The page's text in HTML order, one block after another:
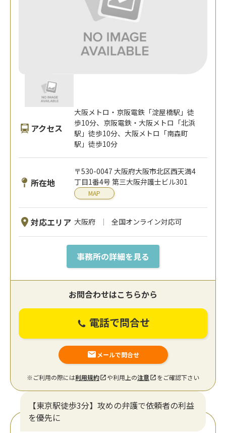
アクセス
大阪メトロ・京阪電鉄「淀屋橋駅」徒
歩10分、京阪電鉄・大阪メトロ「北浜
駅」徒歩10分、大阪メトロ「南森町
駅」徒歩10分
所在地
〒530-0047 大阪府大阪市北区西天満4
丁目1番4号 第三大阪弁護士ビル301
MAP
対応エリア 大阪府 全国オンライン対応可
事務所の詳細を見る
お問合わせはこちらから
電話で問合せ
メールで問合せ
※ご利用の際には利用規約 や利用上の注意 をご確認下さい
【東京駅徒歩3分】攻めの弁護で依頼者の利益
を優先に